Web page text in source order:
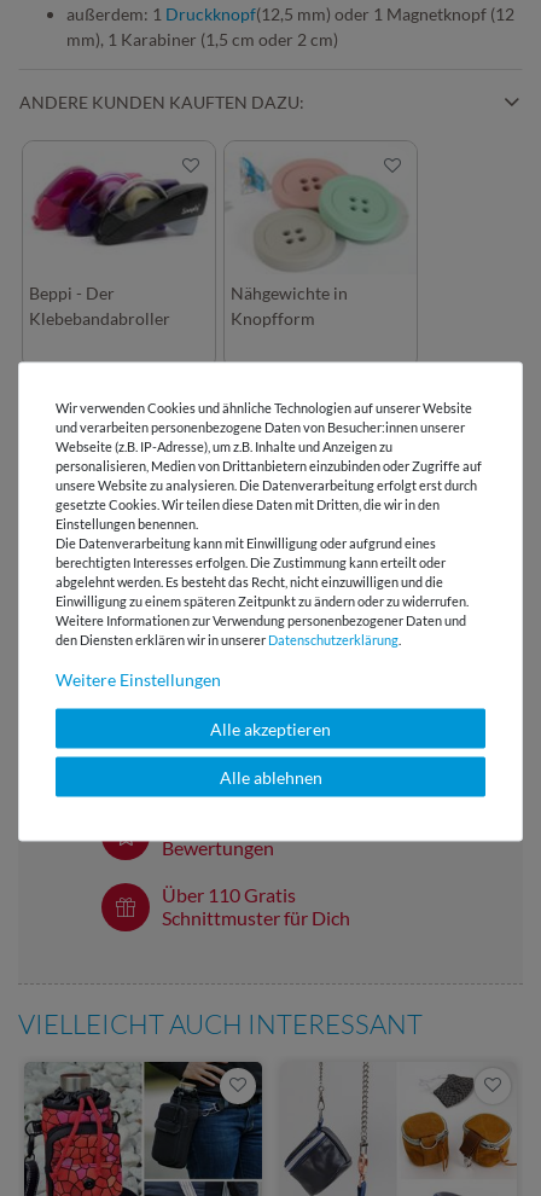
außerdem: 1 Druckknopf(12,5 mm) oder 1 Magnetknopf (12
mm), 1 Karabiner (1,5 cm oder 2 cm)
ANDERE KUNDEN KAUFTEN DAZU:
Beppi - Der
Klebebandabroller
Nähgewichte in
Knopfform
LIZENZHINWEISE
BEWERTUNGEN ( 4 )
HERSTELLERINFORMATIONEN
Versandkostenfrei ab 60 € -
Lieferung mit DHL
E-Mail Kundenservice
Antwort in 24h
Bewertungen
Über 110 Gratis
Schnittmuster für Dich
VIELLEICHT AUCH INTERESSANT
Wir verwenden Cookies und ähnliche Technologien auf unserer Website
und verarbeiten personenbezogene Daten von Besucher:innen unserer
Webseite (z.B. IP-Adresse), um z.B. Inhalte und Anzeigen zu
personalisieren, Medien von Drittanbietern einzubinden oder Zugriffe auf
unsere Website zu analysieren. Die Datenverarbeitung erfolgt erst durch
gesetzte Cookies. Wir teilen diese Daten mit Dritten, die wir in den
Einstellungen benennen.
Die Datenverarbeitung kann mit Einwilligung oder aufgrund eines
berechtigten Interesses erfolgen. Die Zustimmung kann erteilt oder
abgelehnt werden. Es besteht das Recht, nicht einzuwilligen und die
Einwilligung zu einem späteren Zeitpunkt zu ändern oder zu widerrufen.
Weitere Informationen zur Verwendung personenbezogener Daten und
den Diensten erklären wir in unserer Daten­schutz­erklärung
Weitere Einstellungen
Alle akzeptieren
Alle ablehnen